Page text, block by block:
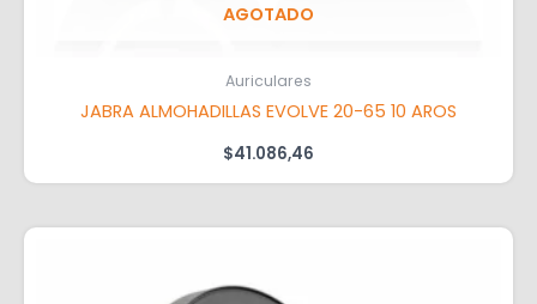
AGOTADO
Auriculares
JABRA ALMOHADILLAS EVOLVE 20-65 10 AROS
$41.086,46